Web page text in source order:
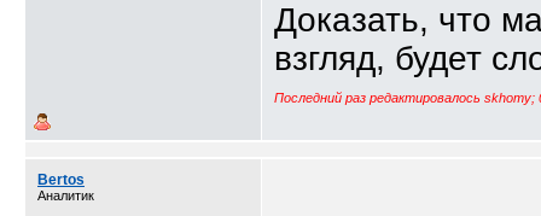
Доказать, что
взгляд, будет
Последний раз редактировалось skhomy;
Bertos
Аналитик